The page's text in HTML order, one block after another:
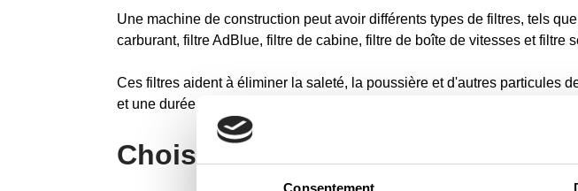
Consentement
Une machine de construction peut avoir différents types de filtres, tels
carburant, filtre AdBlue, filtre de cabine, filtre de boîte de vitesses et filtre
Ces filtres aident à éliminer la saleté, la poussière et d'autres particules
et une durée de vie prolongée. Recherchez votre filtre avec le numéro de
Choisissez votre machine de